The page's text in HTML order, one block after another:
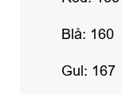
Blå: 160
Gul: 167